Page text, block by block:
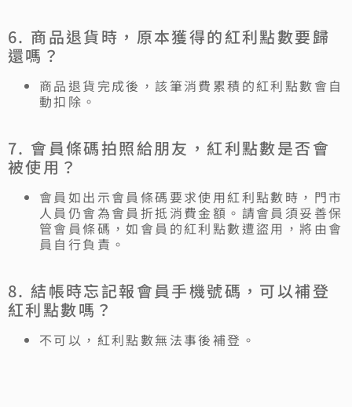
6. 商品退貨時，原本獲得的紅利點數要歸
還嗎？
商品退貨完成後，該筆消費累積的紅利點數會自
動扣除。
7. 會員條碼拍照給朋友，紅利點數是否會
被使用？
會員如出示會員條碼要求使用紅利點數時，門市
人員仍會為會員折抵消費金額。請會員須妥善保
管會員條碼，如會員的紅利點數遭盜用，將由會
員自行負責。
8. 結帳時忘記報會員手機號碼，可以補登
紅利點數嗎？
不可以，紅利點數無法事後補登。